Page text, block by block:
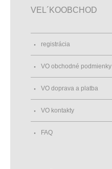
VEL´KOOBCHOD
registrácia
VO obchodné podmienky
VO doprava a platba
VO kontakty
FAQ